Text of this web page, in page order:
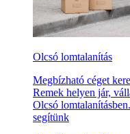
Olcsó lomtalanítás
Megbízható céget
Remek helyen jár,
Olcsó
segítünk